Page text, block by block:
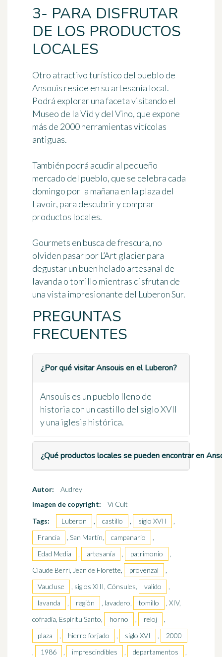
3- PARA DISFRUTAR
DE LOS PRODUCTOS
LOCALES
Otro atractivo turístico del pueblo de
Ansouis reside en su artesanía local.
Podrá explorar una faceta visitando el
Museo de la Vid y del Vino, que expone
más de 2000 herramientas vitícolas
antiguas.
También podrá acudir al pequeño
mercado del pueblo, que se celebra cada
domingo por la mañana en la plaza del
Lavoir, para descubrir y comprar
productos locales.
Gourmets en busca de frescura, no
olviden pasar por L’Art glacierpara
degustar un buen helado artesanal de
lavanda o tomillo mientras disfrutan de
una vista impresionante del Luberon Sur.
PREGUNTAS
FRECUENTES
¿Por qué visitar Ansouis en el Luberon?
Ansouis es un pueblo lleno de
historia con un castillo del siglo XVII
y una iglesia histórica.
¿Qué productos locales se pueden encontrar en
Autor:
Audrey
Imagen de copyright:
Vi Cult
Tags:
Luberon , castillo , siglo XVII
,
Francia
, San Martín, campanario
,
Edad Media
, artesanía , patrimonio
,
Claude Berri, Jean de Florette,
provenzal
,
Vaucluse
, siglos XIII, Cónsules, valido
,
lavanda
, región , lavadero, tomillo
, XIV,
cofradía, Espíritu Santo,
horno , reloj
,
plaza
, hierro forjado , siglo XVI ,
2000
,
1986 , imprescindibles , departamentos
,